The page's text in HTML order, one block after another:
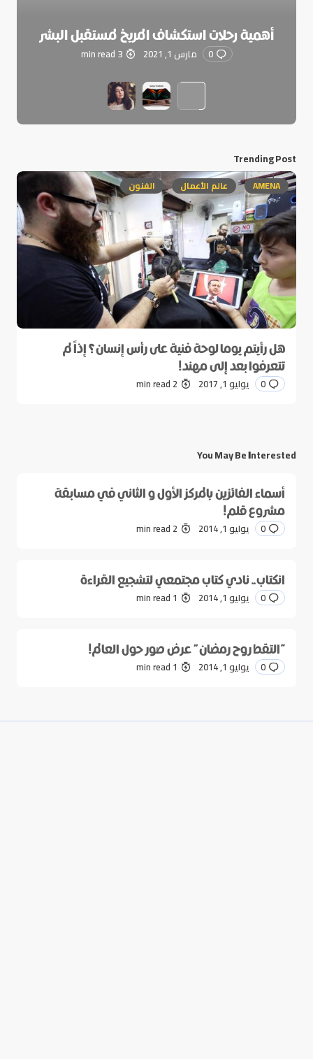
أهمية رحلات استكشاف المريخ لمستقبل البشر
0 مارس 1, 2021 3 min read
Trending Post
AMENA عالم الأعمال الفنون
هل رأيتم يوما لوحة فنية على رأس إنسان؟ إذاً لم
تتعرفوا بعد إلى مهند!
0 يوليو 1, 2017 2 min read
You May Be Interested
أسماء الفائزين بالمركز الأول و الثاني في مسابقة
مشروع قلم!
0 يوليو 1, 2014 2 min read
انكتاب.. نادي كتاب مجتمعي لتشجيع القراءة
0 يوليو 1, 2014 1 min read
“التقط روح رمضان” عرض صور حول العالم!
0 يوليو 1, 2014 1 min read